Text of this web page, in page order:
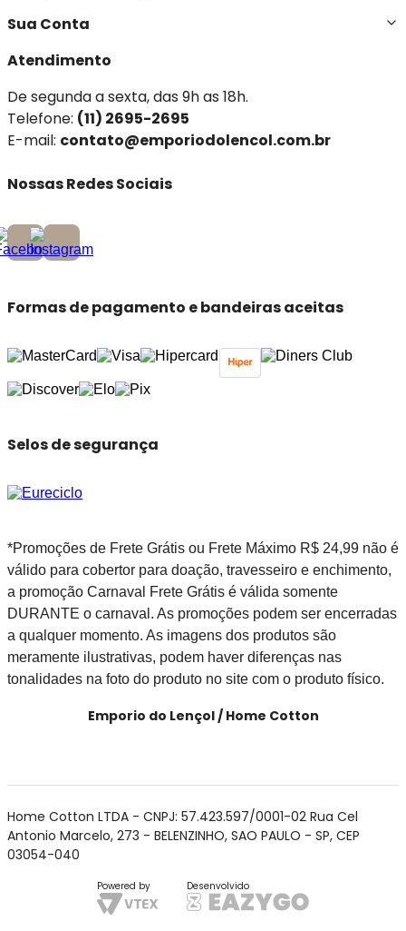
Sua Conta
Atendimento
De segunda a sexta, das 9h as 18h.
Telefone: (11) 2695-2695
E-mail: contato@emporiodolencol.com.br
Nossas Redes Sociais
Formas de pagamento e bandeiras aceitas
Selos de segurança
*Promoções de Frete Grátis ou Frete Máximo R$ 24,99 não é
válido para cobertor para doação, travesseiro e enchimento,
a promoção Carnaval Frete Grátis é válida somente
DURANTE o carnaval. As promoções podem ser encerradas
a qualquer momento. As imagens dos produtos são
meramente ilustrativas, podem haver diferenças nas
tonalidades na foto do produto no site com o produto físico.
Emporio do Lençol / Home Cotton
Home Cotton LTDA - CNPJ: 57.423.597/0001-02 Rua Cel
Antonio Marcelo, 273 - BELENZINHO, SAO PAULO - SP, CEP
03054-040
Powered by Desenvolvido